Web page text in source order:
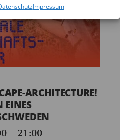
Impressum
ARCHITECTURE!
EINES
– 21:00